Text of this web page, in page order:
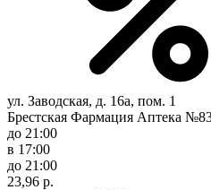
ул. Заводская, д. 16а, пом. 1
Брестская Фармация Аптека
до 21:00
в 17:00
до 21:00
23,96 р.